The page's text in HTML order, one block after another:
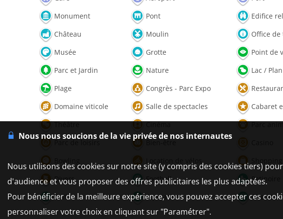
Monument
Pont
Edifice
Château
Moulin
Office
Musée
Grotte
Point de
Parc et Jardin
Nature
Lac /
Plage
Congrès - Parc Expo
Domaine viticole
Salle de spectacles
Cabaret
Bowling
Location de vélos
Divers
Football
Patinoire
Golf
Equitation Circuit
Nous nous soucions de la vie privée de nos internautes
Nous utilisons des cookies sur notre site (y compris des cookies tiers)
d'audience et vous proposer des offres publicitaires les plus adaptées.
Pour bénéficier de la meilleure expérience, vous pouvez accepter ces
personnaliser votre choix en cliquant sur "Paramétrer".